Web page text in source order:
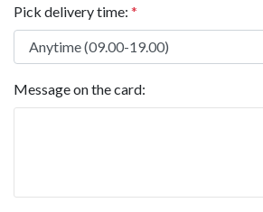
Pick delivery time: *
Message on the card: